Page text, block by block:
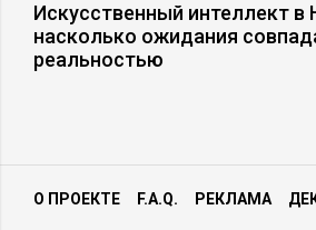
Искусственный интеллект в
насколько ожидания
реальностью
О ПРОЕКТЕ F.A.Q. РЕКЛАМА